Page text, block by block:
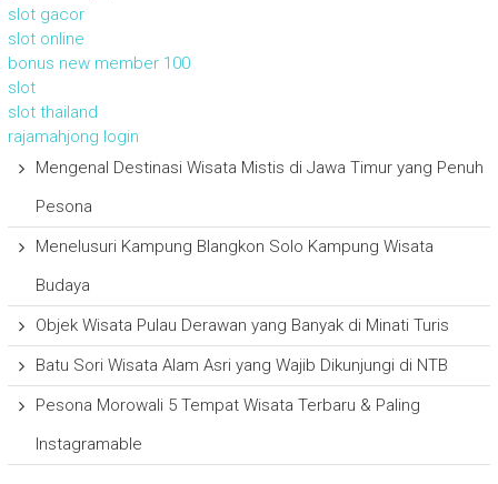
slot gacor
slot online
bonus new member 100
slot
slot thailand
rajamahjong login
Mengenal Destinasi Wisata Mistis di Jawa Timur yang Penuh
Pesona
Menelusuri Kampung Blangkon Solo Kampung Wisata
Budaya
Objek Wisata Pulau Derawan yang Banyak di Minati Turis
Batu Sori Wisata Alam Asri yang Wajib Dikunjungi di NTB
Pesona Morowali 5 Tempat Wisata Terbaru & Paling
Instagramable